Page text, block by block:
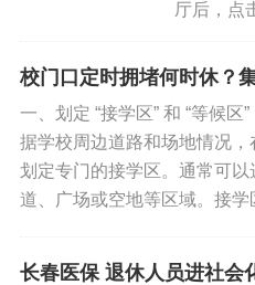
厅后，点
能力初次
入。劳动
校门口定时拥堵何时休？
一、划定 “接学区” 和 “等候
据学校周边道路和场地情况
划定专门的接学区。通常可
道、广场或空地等区域。接学
长春医保 退休人员进社会